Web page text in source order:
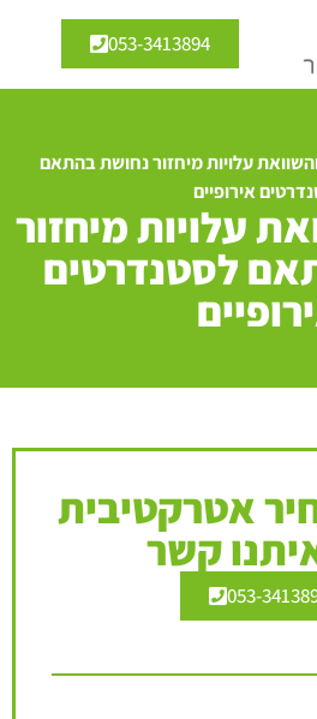
053-3413894
עלויות מיחזור נחושת בהתאם
אירופיים
עלויות מיחזור
לסטנדרטים
אטרקטיבית
קשר
053-